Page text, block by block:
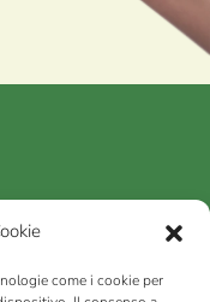
come i cookie per